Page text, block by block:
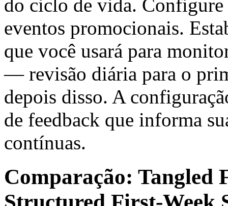
do ciclo de vida. Configure
eventos promocionais.
que você usará para
— revisão diária para o
depois disso. A
de feedback que informa
contínuas.
Comparação: Tangled